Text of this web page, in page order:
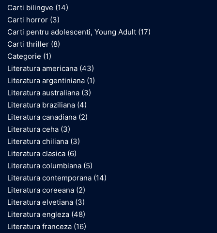
Carti bilingve (14)
Carti horror (3)
Carti pentru adolescenti, Young Adult (17)
Carti thriller (8)
Categorie (1)
Literatura americana (43)
Literatura argentiniana (1)
Literatura australiana (3)
Literatura braziliana (4)
Literatura canadiana (2)
Literatura ceha (3)
Literatura chiliana (3)
Literatura clasica (6)
Literatura columbiana (5)
Literatura contemporana (14)
Literatura coreeana (2)
Literatura elvetiana (3)
Literatura engleza (48)
Literatura franceza (16)